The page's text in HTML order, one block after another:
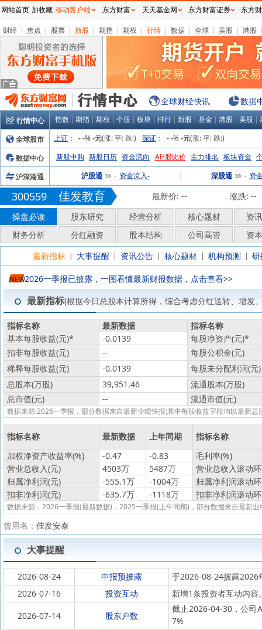
财经 | 焦点 | 股票 | 新股 | 期指 | 期权 | 行情 | 数据 | 全球 | 美股 | 港股
全球财经快讯 数据
行情中心 指数 | 期指 | 期权 | 个股 | 板块 | 排行 | 新股 | 基金 | 港股 | 美股 |
全球股市
上证 ： - -% -元(涨:平:跌:) 深证 ： - -% -元(涨:平:跌:)
数据中心
新股申购 新股日历 资金流向 AH股比价 主力排名 板块资金
沪深港通
沪股通 - 资金流入- | 深股通 - 资
300559 佳发教育 最新价: -- 涨跌: --
操盘必读
股东研究 经营分析 核心题材
资
财务分析
分红融资 股本结构 公司高管
资
最新指标 | 大事提醒 | 资讯公告 | 核心题材 | 机构预测 |
NEW2026一季报已披露，一图看懂最新财报数据，点击查看>>
最新指标(根据今日总股本计算所得，综合考虑分红送转、增发
指标名称 最新数据
指标名称
基本每股收益(元)* -0.0139 每股净资产(元)*
扣非每股收益(元)
--
每股公积金(元)
稀释每股收益(元)
-0.0139
每股未分配利润(元)
总股本(万股)
39,951.46
流通股本(万股)
总市值(元)
-- 流通市值(元)
数据来源:2026一季报，部分数据来自最新业绩快报;其中每股收益字段均以最新
指标名称 最新数据 上年同期
指标名称
加权净资产收益率(%)
-0.47 -0.83
毛利率(%)
营业总收入(元)
4503万 5487万
营业总收入滚动
归属净利润(元)
-555.1万 -1004万
归属净利润滚动
扣非净利润(元)
-635.7万 -1118万 扣非净利润滚动
数据来源：2026一季报(最新数据)，2025一季报(上年同期)，部分数据来自最新业
曾用名： 佳发安泰
大事提醒
2026-08-24 中报预披露
于2026-08-24披露2026
2026-07-16
投资互动
新增1条投资者互动内容
2026-07-14
股东户数
截止2026-04-30，公司
7%
网站首页 加收藏 移动客户端 东方财富 天天基金网 东方财富证券 东方